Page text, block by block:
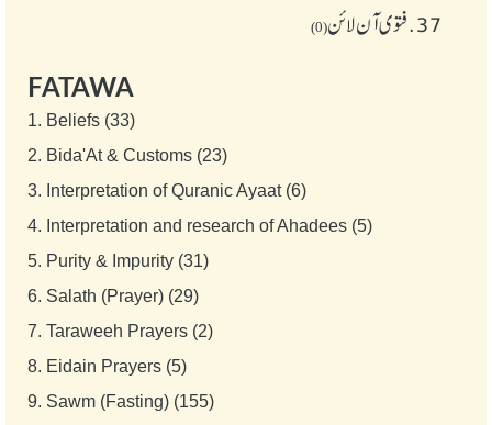
37. فتوی آن لائن(0)
FATAWA
1. Beliefs (33)
2. Bida'At & Customs (23)
3. Interpretation of Quranic Ayaat (6)
4. Interpretation and research of Ahadees (5)
5. Purity & Impurity (31)
6. Salath (Prayer) (29)
7. Taraweeh Prayers (2)
8. Eidain Prayers (5)
9. Sawm (Fasting) (155)